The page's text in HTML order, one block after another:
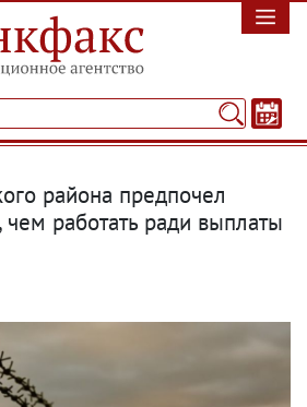
района предпочел
работать ради выплаты